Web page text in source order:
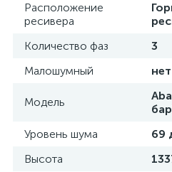
Расположение
ресивера
Количество фаз
3
Малошумный
нет
Модель
Уровень шума
69
Высота